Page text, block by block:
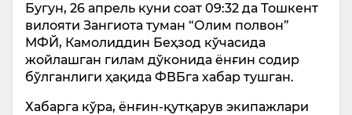
Бугун, 26 апрель куни соат 09:32 да Тошкент
вилояти Зангиота туман “Олим полвон”
МФЙ, Камолиддин Беҳзод кўчасида
жойлашган гилам дўконида ёнғин содир
бўлганлиги ҳақида ФВБга хабар тушган.
Хабарга кўра, ёнғин-қутқарув экипажлари